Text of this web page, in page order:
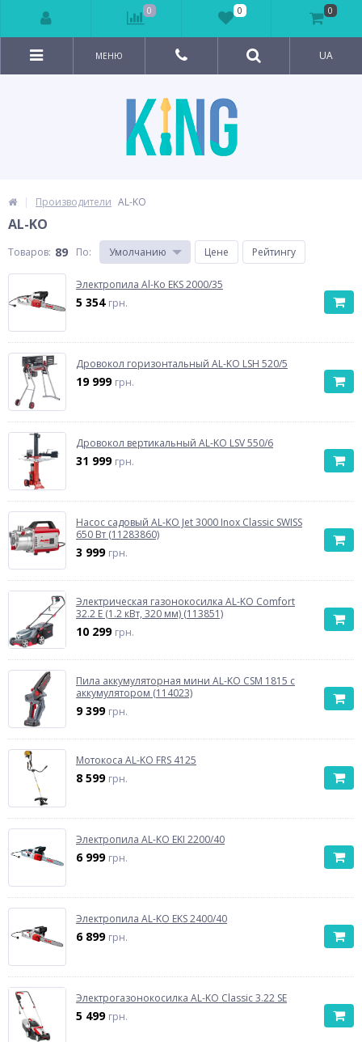
МЕНЮ UA
Производители AL-KO
AL-KO
Товаров: 89 По: Умолчанию Цене Рейтингу
Электропила Al-Ko EKS 2000/35
5 354 грн.
Дровокол горизонтальный AL-KO LSH 520/5
19 999 грн.
Дровокол вертикальный AL-KO LSV 550/6
31 999 грн.
Насос садовый AL-KO Jet 3000 Inox Classic SWISS
650 Вт (11283860)
3 999 грн.
Электрическая газонокосилка AL-KO Comfort
32.2 E (1.2 кВт, 320 мм) (113851)
10 299 грн.
Пила аккумуляторная мини AL-KO CSM 1815 с
аккумулятором (114023)
9 399 грн.
Мотокоса AL-KO FRS 4125
8 599 грн.
Электропила AL-KO EKI 2200/40
6 999 грн.
Электропила AL-KO EKS 2400/40
6 899 грн.
Электрогазонокосилка AL-KO Classic 3.22 SE
5 499 грн.
0 0 0